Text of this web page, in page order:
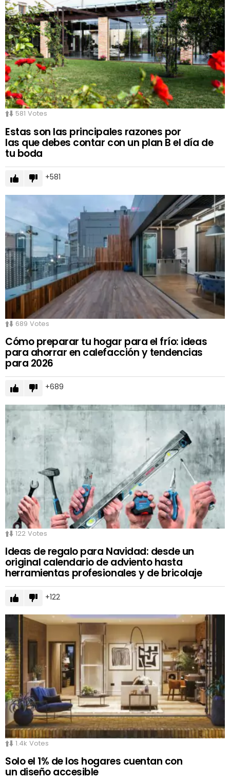
581 Votes
Estas son las principales razones por
las que debes contar con un plan B el día de
tu boda
581
689 Votes
Cómo preparar tu hogar para el frío: ideas
para ahorrar en calefacción y tendencias
para 2026
689
122 Votes
Ideas de regalo para Navidad: desde un
original calendario de adviento hasta
herramientas profesionales y de bricolaje
122
1.4k Votes
Solo el 1% de los hogares cuentan con
un diseño accesible